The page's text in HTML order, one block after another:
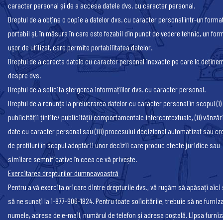
caracter personal și de a accesa datele dvs. cu caracter personal.
Dreptul de a obține o copie a datelor dvs. cu caracter personal într-un
portabil și, în măsura în care este fezabil din punct de vedere tehnic, un
ușor de utilizat, care permite portabilitatea datelor.
Dreptul de a corecta datele cu caracter personal inexacte pe care le
despre dvs.
Dreptul de a solicita ștergerea informațiilor dvs. cu caracter personal.
Dreptul de a renunța la prelucrarea datelor cu caracter personal în scopul (i)
publicității țintite/ publicității comportamentale intercontextuale, (ii)
date cu caracter personal sau (iii) procesului decizional automatizat sau
de profiluri în scopul adoptării unor decizii care produc efecte juridice sau
similare semnificative în ceea ce vă privește.
Exercitarea drepturilor dumneavoastră
Pentru a vă exercita oricare dintre drepturile dvs., vă rugăm să apăsați aici
să ne sunați la 1-877-906-1824. Pentru toate solicitările, trebuie să ne
numele, adresa de e-mail, numărul de telefon și adresa poștală. Lipsa